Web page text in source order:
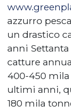
azzurro
un drastico
anni
catture
400-450
ultimi anni,
180 mila